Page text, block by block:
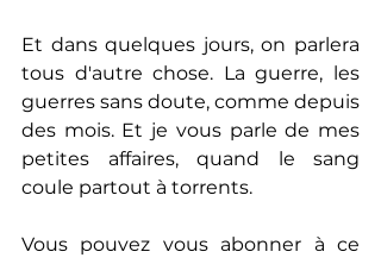
Et dans quelques jours, on parlera
tous d'autre chose. La guerre, les
guerres sans doute, comme depuis
des mois. Et je vous parle de mes
petites affaires, quand le sang
coule partout à torrents.
Vous pouvez vous abonner à ce